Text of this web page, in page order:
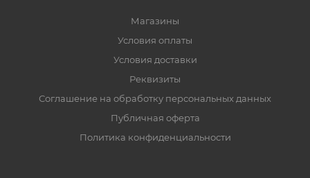
Магазины
Условия оплаты
Условия доставки
Реквизиты
Соглашение на обработку персональных данных
Публичная оферта
Политика конфиденциальности